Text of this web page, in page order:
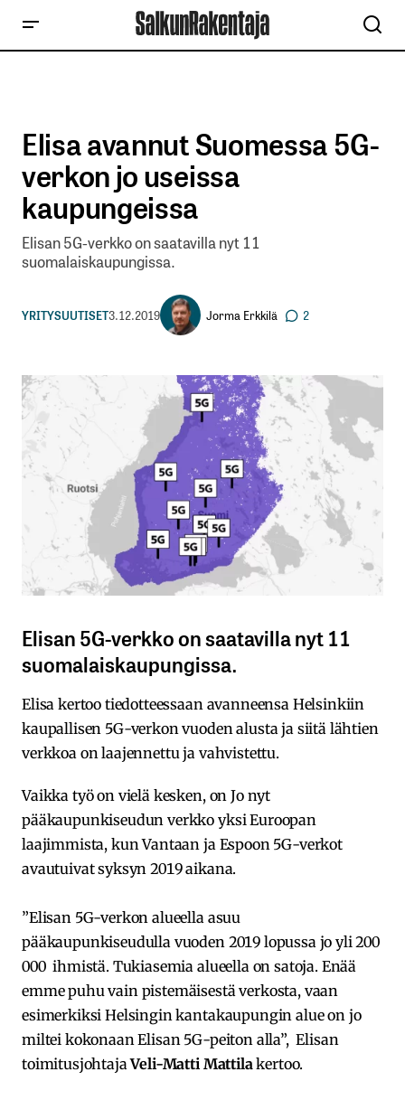
Elisa avannut Suomessa 5G-
verkon jo useissa
kaupungeissa
Elisan 5G-verkko on saatavilla nyt 11
suomalaiskaupungissa.
YRITYSUUTISET3.12.2019 Jorma Erkkilä 2
Elisan 5G-verkko on saatavilla nyt 11
suomalaiskaupungissa.
Elisa kertoo tiedotteessaan avanneensa Helsinkiin
kaupallisen 5G-verkon vuoden alusta ja siitä lähtien
verkkoa on laajennettu ja vahvistettu.
Vaikka työ on vielä kesken, on Jo nyt
pääkaupunkiseudun verkko yksi Euroopan
laajimmista, kun Vantaan ja Espoon 5G-verkot
avautuivat syksyn 2019 aikana.
”Elisan 5G-verkon alueella asuu
pääkaupunkiseudulla vuoden 2019 lopussa jo yli 200
000 ihmistä. Tukiasemia alueella on satoja. Enää
emme puhu vain pistemäisestä verkosta, vaan
esimerkiksi Helsingin kantakaupungin alue on jo
miltei kokonaan Elisan 5G-peiton alla”, Elisan
toimitusjohtajaVeli-Matti Mattilakertoo.